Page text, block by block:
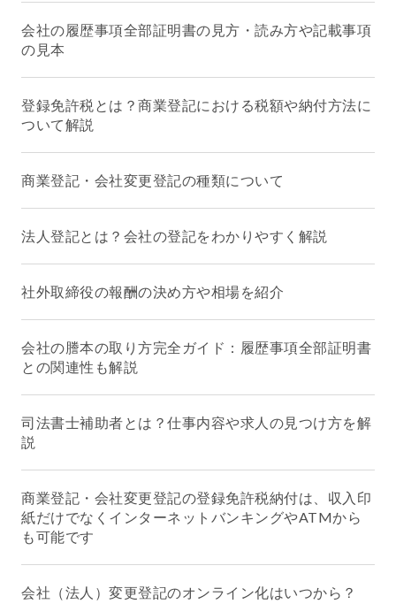
会社の履歴事項全部証明書の見方・読み方や記載事項
の見本
登録免許税とは？商業登記における税額や納付方法に
ついて解説
商業登記・会社変更登記の種類について
法人登記とは？会社の登記をわかりやすく解説
社外取締役の報酬の決め方や相場を紹介
会社の謄本の取り方完全ガイド：履歴事項全部証明書
との関連性も解説
司法書士補助者とは？仕事内容や求人の見つけ方を解
説
商業登記・会社変更登記の登録免許税納付は、収入印
紙だけでなくインターネットバンキングやATMから
も可能です
会社（法人）変更登記のオンライン化はいつから？